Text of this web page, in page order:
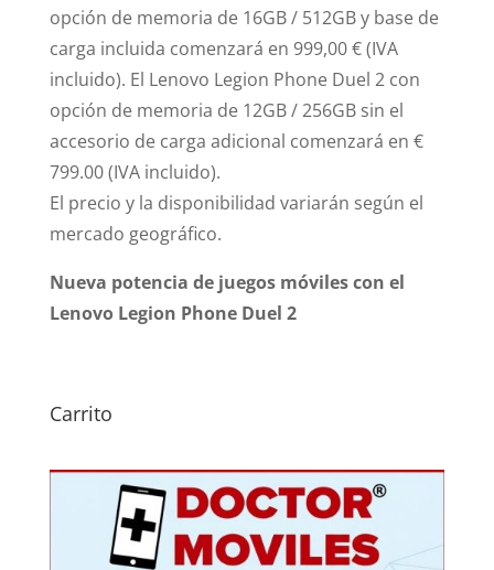
opción de memoria de 16GB / 512GB y base de
carga incluida comenzará en 999,00 € (IVA
incluido). El Lenovo Legion Phone Duel 2 con
opción de memoria de 12GB / 256GB sin el
accesorio de carga adicional comenzará en €
799.00 (IVA incluido).
El precio y la disponibilidad variarán según el
mercado geográfico.
Nueva potencia de juegos móviles con el
Lenovo Legion Phone Duel 2
Carrito